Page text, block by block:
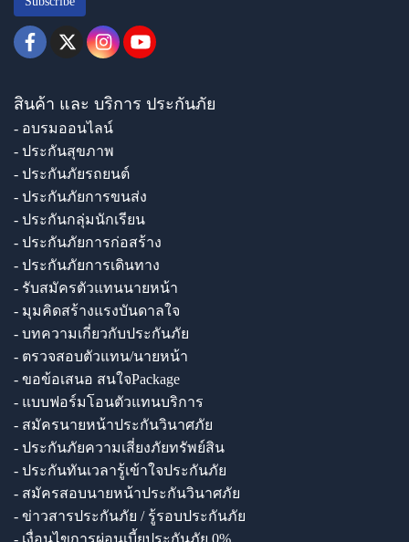
สินค้า และ บริการ ประกันภัย
- อบรมออนไลน์
- ประกันสุขภาพ
- ประกันภัยรถยนต์
- ประกันภัยการขนส่ง
- ประกันกลุ่มนักเรียน
- ประกันภัยการก่อสร้าง
- ประกันภัยการเดินทาง
- รับสมัครตัวแทนนายหน้า
- มุมคิดสร้างแรงบันดาลใจ
- บทความเกี่ยวกับประกันภัย
- ตรวจสอบตัวแทน/นายหน้า
- ขอข้อเสนอ สนใจPackage
- แบบฟอร์มโอนตัวแทนบริการ
- สมัครนายหน้าประกันวินาศภัย
- ประกันภัยความเสี่ยงภัยทรัพย์สิน
- ประกันทันเวลารู้เข้าใจประกันภัย
- สมัครสอบนายหน้าประกันวินาศภัย
- ข่าวสารประกันภัย / รู้รอบประกันภัย
- เงื่อนไขการผ่อนเบี้ยประกันภัย 0%